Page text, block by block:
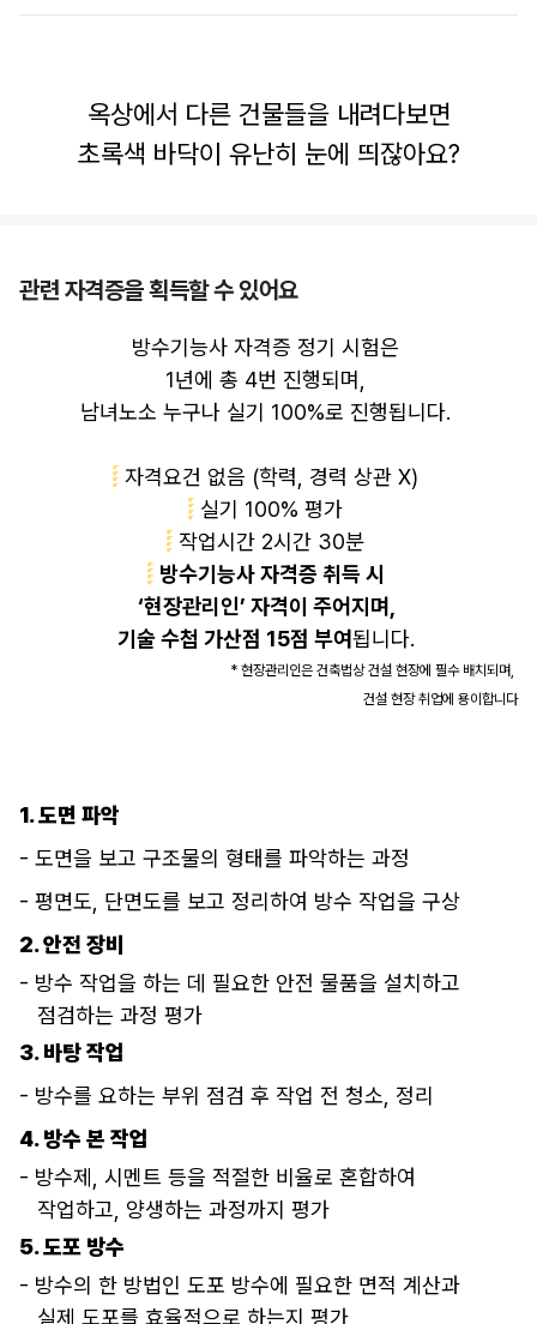
옥상에서 다른 건물들을 내려다보면
초록색 바닥이 유난히 눈에 띄잖아요?
우리 생활 속에 이미 너무도 당연하게
존재해 온 ‘ 방수 시공’은
건축 구조물 곳곳에 쓰여요.
빗물이나 물기가 새어 내려가지 않게끔
방수제를 바르거나
도포하는 작업인데요.
관련 자격증을 획득할 수 있어요
방수기능사 자격증 정기 시험은
1년에 총 4번 진행되며,
남녀노소 누구나 실기 100%로 진행됩니다.
자격요건 없음 (학력, 경력 상관 X)
실기 100% 평가
작업시간 2시간 30분
방수기능사 자격증 취득 시
‘현장관리인’ 자격이 주어지며,
기술 수첩 가산점 15점 부여됩니다.
* 현장관리인은 건축법상 건설 현장에 필수 배치되며,
건설 현장 취업에 용이합니다
1. 도면 파악
- 도면을 보고 구조물의 형태를 파악하는 과정
- 평면도, 단면도를 보고 정리하여 방수 작업을 구상
2. 안전 장비
- 방수 작업을 하는 데 필요한 안전 물품을 설치하고
점검하는 과정 평가
3. 바탕 작업
- 방수를 요하는 부위 점검 후 작업 전 청소, 정리
4. 방수 본 작업
- 방수제, 시멘트 등을 적절한 비율로 혼합하여
작업하고, 양생하는 과정까지 평가
5. 도포 방수
- 방수의 한 방법인 도포 방수에 필요한 면적 계산과
실제 도포를 효율적으로 하는지 평가